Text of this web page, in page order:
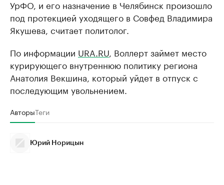
УрФО, и его назначение в Челябинск произошло
под протекцией уходящего в Совфед Владимира
Якушева, считает политолог.
По информации URA.RU , Воллерт займет место
курирующего внутреннюю политику региона
Анатолия Векшина, который уйдет в отпуск с
последующим увольнением.
АвторыТеги
Юрий Норицын